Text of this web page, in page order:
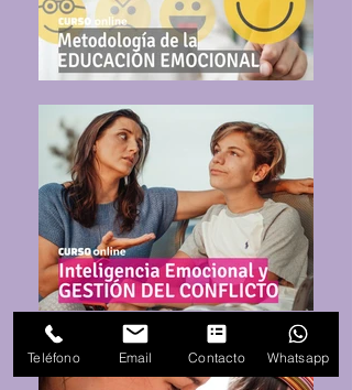
Teléfono Email Contacto Whatsapp